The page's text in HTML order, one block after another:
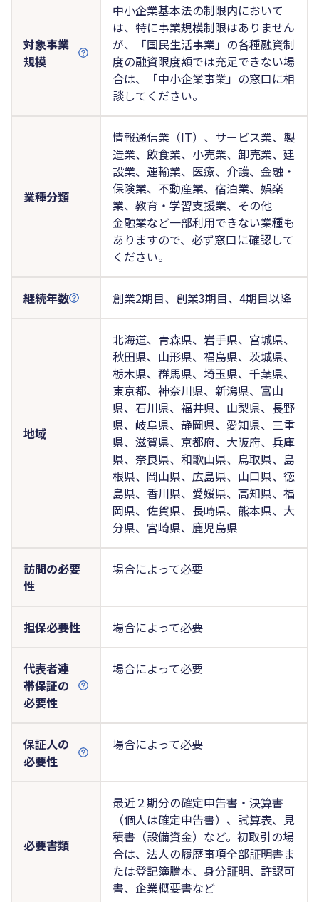
対象事業
規模
中小企業基本法の制限内において
は、特に事業規模制限はありません
が、「国民生活事業」の各種融資制
度の融資限度額では充足できない場
合は、「中小企業事業」の窓口に相
談してください。
業種分類
情報通信業（IT）、サービス業、製
造業、飲食業、小売業、卸売業、建
設業、運輸業、医療、介護、金融・
保険業、不動産業、宿泊業、娯楽
業、教育・学習支援業、その他
金融業など一部利用できない業種も
ありますので、必ず窓口に確認して
ください。
継続年数 創業2期目、創業3期目、4期目以降
地域
北海道、青森県、岩手県、宮城県、
秋田県、山形県、福島県、茨城県、
栃木県、群馬県、埼玉県、千葉県、
東京都、神奈川県、新潟県、富山
県、石川県、福井県、山梨県、長野
県、岐阜県、静岡県、愛知県、三重
県、滋賀県、京都府、大阪府、兵庫
県、奈良県、和歌山県、鳥取県、島
根県、岡山県、広島県、山口県、徳
島県、香川県、愛媛県、高知県、福
岡県、佐賀県、長崎県、熊本県、大
分県、宮崎県、鹿児島県
訪問の必要
性
場合によって必要
担保必要性 場合によって必要
代表者連
帯保証の
必要性
場合によって必要
保証人の
必要性
場合によって必要
必要書類
最近２期分の確定申告書・決算書
（個人は確定申告書）、試算表、見
積書（設備資金）など。初取引の場
合は、法人の履歴事項全部証明書ま
たは登記簿謄本、身分証明、許認可
書、企業概要書など